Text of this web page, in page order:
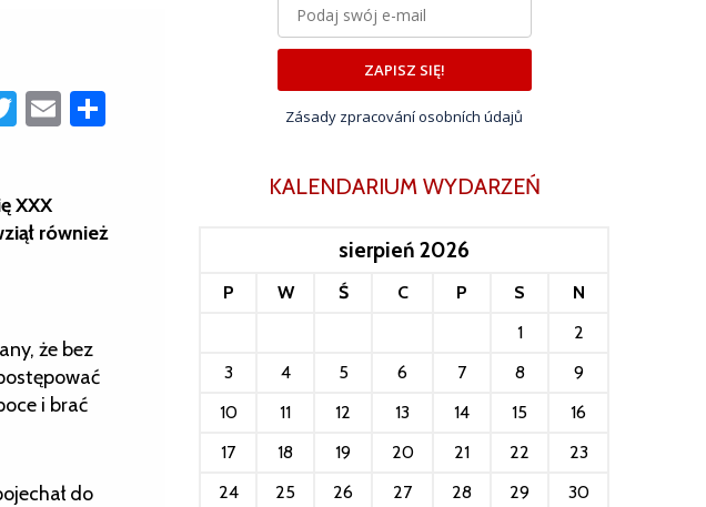
Twitter
Email
XXX
również
że bez
i brać
do
ZAPISZ SIĘ!
Zásady zpracování osobních údajů
KALENDARIUM WYDARZEŃ
sierpień 2026
P W Ś C P S
N
1
2
3
4 5 6 7 8
9
10
11 12 13 14 15
16
17
18 19 20 21 22
23
24
25 26 27 28 29
30